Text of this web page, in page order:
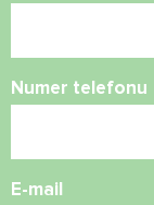
Numer telefonu
E-mail